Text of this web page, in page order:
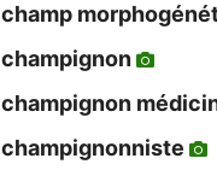
champ
champignon
champignon
champignonniste